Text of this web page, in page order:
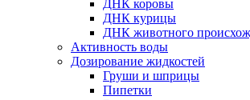
ДНК коровы
ДНК курицы
ДНК животного
Активность воды
Дозирование жидкостей
Груши и шприцы
Пипетки